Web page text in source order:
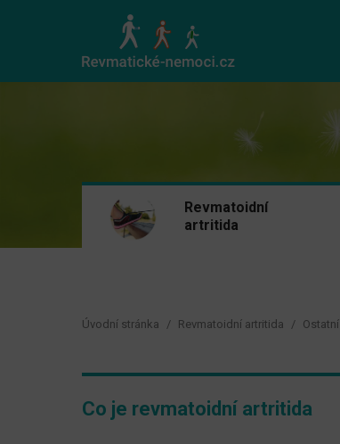
Revmatoidní
artritida
Úvodní stránka Revmatoidní artritida Ostatní
Co je revmatoidní artritida